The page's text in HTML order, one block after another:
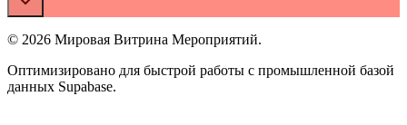
© 2026 Мировая Витрина Мероприятий.
Оптимизировано для быстрой работы с промышленной базой
данных Supabase.